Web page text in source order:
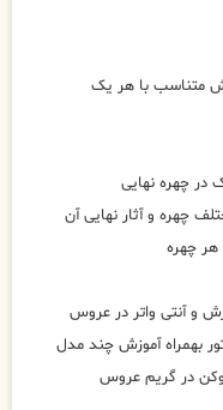
متناسب با هر یک
در چهره نهایی
چهره و آثار نهایی آن
چهره
و آنتی واتر در عروس
بهمراه آموزش چند مدل
در گریم عروس